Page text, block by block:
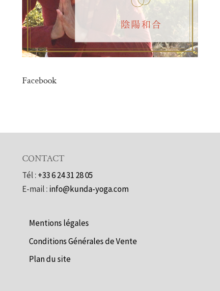
Facebook
CONTACT
Tél : +33 6 24 31 28 05
E-mail : info@kunda-yoga.com
Mentions légales
Conditions Générales de Vente
Plan du site